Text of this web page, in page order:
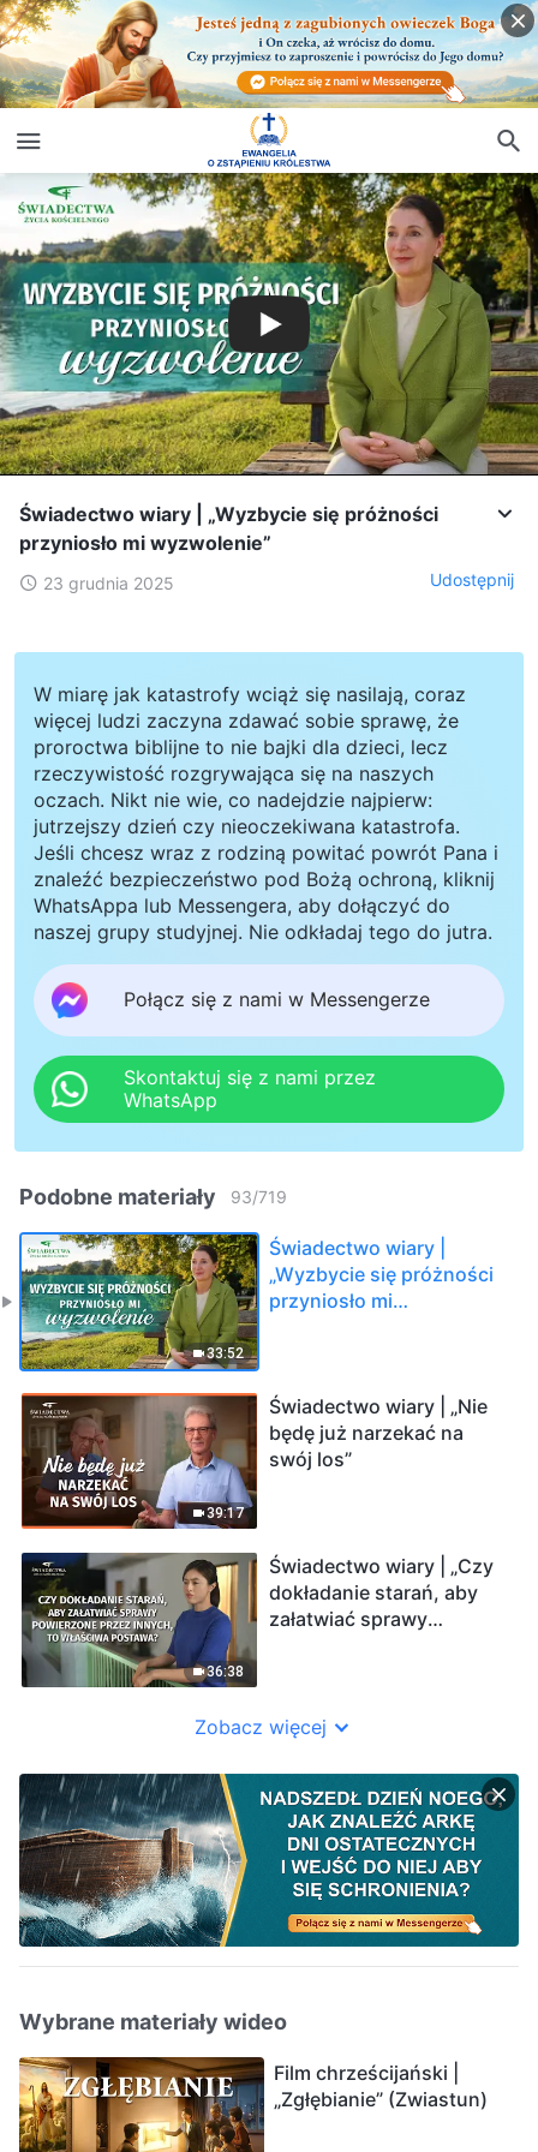
Świadectwo wiary | „Wyzbycie się próżności
przyniosło mi wyzwolenie”
23 grudnia 2025 Udostępnij
W miarę jak katastrofy wciąż się nasilają, coraz
więcej ludzi zaczyna zdawać sobie sprawę, że
proroctwa biblijne to nie bajki dla dzieci, lecz
rzeczywistość rozgrywająca się na naszych
oczach. Nikt nie wie, co nadejdzie najpierw:
jutrzejszy dzień czy nieoczekiwana katastrofa.
Jeśli chcesz wraz z rodziną powitać powrót Pana i
znaleźć bezpieczeństwo pod Bożą ochroną, kliknij
WhatsAppa lub Messengera, aby dołączyć do
naszej grupy studyjnej. Nie odkładaj tego do jutra.
Połącz się z nami w Messengerze
Skontaktuj się z nami przez
WhatsApp
Podobne materiały 93/719
33:52
Świadectwo wiary |
„Wyzbycie się próżności
przyniosło mi
39:17
Świadectwo wiary | „Nie
będę już narzekać na
swój los”
36:38
Świadectwo wiary | „Czy
dokładanie starań, aby
załatwiać sprawy
Zobacz więcej
Wybrane materiały wideo
Film chrześcijański |
„Zgłębianie” (Zwiastun)